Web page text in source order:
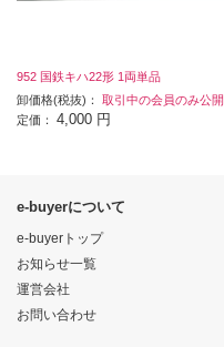
952 国鉄キハ22形 1両単品
卸価格(税抜)： 取引中の会員のみ公開
定価： 4,000 円
e-buyerについて
e-buyerトップ
お知らせ一覧
運営会社
お問い合わせ